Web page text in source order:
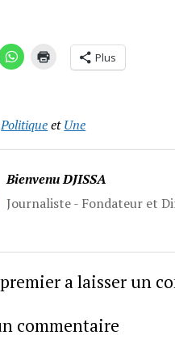
Plus
PolitiqueetUne
Bienvenu DJISSA
Journaliste - Fondateur et
a laisser un
commentaire